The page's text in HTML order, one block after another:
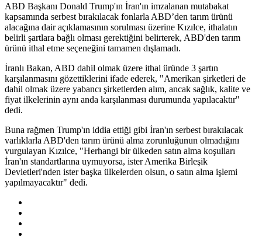
ABD Başkanı Donald Trump'ın İran'ın imzalanan mutabakat
kapsamında serbest bırakılacak fonlarla ABD’den tarım ürünü
alacağına dair açıklamasının sorulması üzerine Kızılce, ithalatın
belirli şartlara bağlı olması gerektiğini belirterek, ABD'den tarım
ürünü ithal etme seçeneğini tamamen dışlamadı.
İranlı Bakan, ABD dahil olmak üzere ithal üründe 3 şartın
karşılanmasını gözettiklerini ifade ederek, "Amerikan şirketleri de
dahil olmak üzere yabancı şirketlerden alım, ancak sağlık, kalite ve
fiyat ilkelerinin aynı anda karşılanması durumunda yapılacaktır"
dedi.
Buna rağmen Trump'ın iddia ettiği gibi İran'ın serbest bırakılacak
varlıklarla ABD'den tarım ürünü alma zorunluğunun olmadığını
vurgulayan Kızılce, "Herhangi bir ülkeden satın alma koşulları
İran'ın standartlarına uymuyorsa, ister Amerika Birleşik
Devletleri'nden ister başka ülkelerden olsun, o satın alma işlemi
yapılmayacaktır" dedi.